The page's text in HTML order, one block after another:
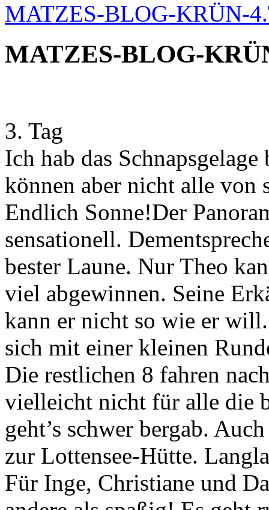
MATZES-BLOG-KRÜN-
MATZES-BLOG-
3. Tag
Ich hab das
können aber nicht alle von
Endlich Sonne!Der
sensationell.
bester Laune. Nur Theo
viel abgewinnen. Seine
kann er nicht so wie er
sich mit einer kleinen
Die restlichen 8 fahren
vielleicht nicht für alle die
geht’s schwer bergab.
zur Lottensee-Hütte.
Für Inge, Christiane und